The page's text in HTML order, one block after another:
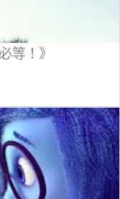
等！》